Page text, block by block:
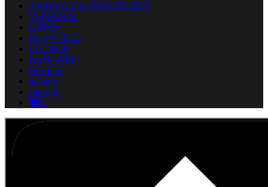
ARRIVALS & DEPARTURES
TERMINAL
GATES
DUTY FREE
LOUNGE
HANGARS
OFFICE
imbarco
check in
0